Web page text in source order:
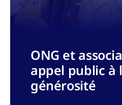
ONG et
appel public à
générosité